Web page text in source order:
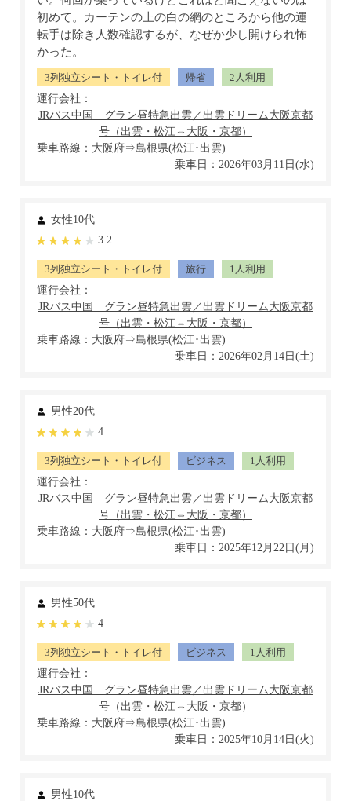
初めて。カーテンの上の白の網のところから他の運
転手は除き人数確認するが、なぜか少し開けられ怖
かった。
3列独立シート・トイレ付 帰省
2人利用
運行会社：
乗車路線：大阪府⇒島根県(松江･出雲)
乗車日：2026年03月11日(水)
女性10代
3.2
3列独立シート・トイレ付 旅行
1人利用
運行会社：
乗車路線：大阪府⇒島根県(松江･出雲)
乗車日：2026年02月14日(土)
男性20代
4
3列独立シート・トイレ付 ビジネス
1人利用
運行会社：
乗車路線：大阪府⇒島根県(松江･出雲)
乗車日：2025年12月22日(月)
男性50代
4
3列独立シート・トイレ付 ビジネス
1人利用
運行会社：
乗車路線：大阪府⇒島根県(松江･出雲)
乗車日：2025年10月14日(火)
男性10代